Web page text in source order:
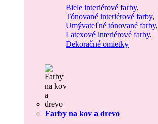
Biele interiérové farby,
Tónované interiérové farby,
Umývateľné tónované farby,
Latexové interiérové farby,
Dekoračné omietky
Farby na kov a drevo